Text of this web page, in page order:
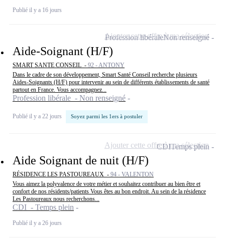
Publié il y a 16 jours
Aide-Soignant (H/F)
SMART SANTE CONSEIL - 92 - ANTONY
Dans le cadre de son développement, Smart Santé Conseil recherche plusieurs
Aides-Soignants (H/F) pour intervenir au sein de différents établissements de santé
partout en France. Vous accompagnez...
Profession libérale - Non renseigné
Publié il y a 22 jours Soyez parmi les 1ers à postuler
Profession libéraleNon renseigné
Ajouter cette offre à ma sélection
Aide Soignant de nuit (H/F)
RÉSIDENCE LES PASTOUREAUX - 94 - VALENTON
Vous aimez la polyvalence de votre métier et souhaitez contribuer au bien être et
confort de nos résidents/patients Vous êtes au bon endroit. Au sein de la résidence
Les Pastoureaux nous recherchons...
CDI - Temps plein
Publié il y a 26 jours
CDITemps plein
Ajouter cette offre à ma sélection